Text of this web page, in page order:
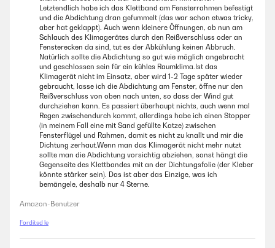
Letztendlich habe ich das Klettband am Fensterrahmen befestigt
und die Abdichtung dran gefummelt (das war schon etwas tricky,
aber hat geklappt). Auch wenn kleinere Öffnungen, ob nun am
Schlauch des Klimagerätes durch den Reißverschluss oder an
Fensterecken da sind, tut es der Abkühlung keinen Abbruch.
Natürlich sollte die Abdichtung so gut wie möglich angebracht
und geschlossen sein für ein kühles Raumklima.Ist das
Klimagerät nicht im Einsatz, aber wird 1-2 Tage später wieder
gebraucht, lasse ich die Abdichtung am Fenster, öffne nur den
Reißverschluss von oben nach unten, so dass der Wind gut
durchziehen kann. Es passiert überhaupt nichts, auch wenn mal
Regen zwischendurch kommt, allerdings habe ich einen Stopper
(in meinem Fall eine mit Sand gefüllte Katze) zwischen
Fensterflügel und Rahmen, damit es nicht zu knallt und mir die
Dichtung zerhaut.Wenn man das Klimagerät nicht mehr nutzt
sollte man die Abdichtung vorsichtig abziehen, sonst hängt die
Gegenseite des Klettbandes mit an der Dichtungsfolie (der Kleber
könnte stärker sein). Das ist aber das Einzige, was ich
bemängele, deshalb nur 4 Sterne.
Amazon-Benutzer
Fordítsd le